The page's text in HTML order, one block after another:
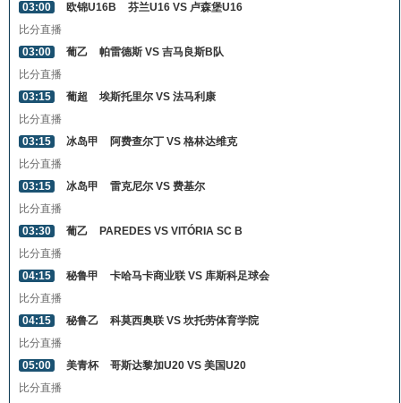
03:00
欧锦U16B
芬兰U16 VS 卢森堡U16
比分直播
03:00
葡乙
帕雷德斯 VS 吉马良斯B队
比分直播
03:15
葡超
埃斯托里尔 VS 法马利康
比分直播
03:15
冰岛甲
阿费查尔丁 VS 格林达维克
比分直播
03:15
冰岛甲
雷克尼尔 VS 费基尔
比分直播
03:30
葡乙
PAREDES VS VITÓRIA SC B
比分直播
04:15
秘鲁甲
卡哈马卡商业联 VS 库斯科足球会
比分直播
04:15
秘鲁乙
科莫西奥联 VS 坎托劳体育学院
比分直播
05:00
美青杯
哥斯达黎加U20 VS 美国U20
比分直播